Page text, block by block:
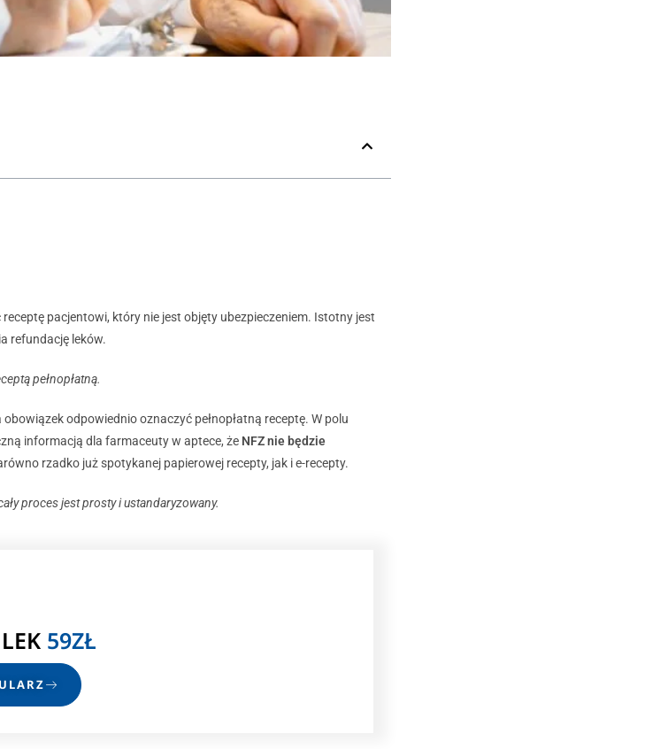
pacjentowi, który nie jest objęty ubezpieczeniem. Istotny jest
refundację leków.
pełnopłatną.
odpowiednio oznaczyć pełnopłatną receptę. W polu
informacją dla farmaceuty w aptece, że NFZ nie będzie
rzadko już spotykanej papierowej recepty, jak i e-recepty.
proces jest prosty i ustandaryzowany.
59ZŁ